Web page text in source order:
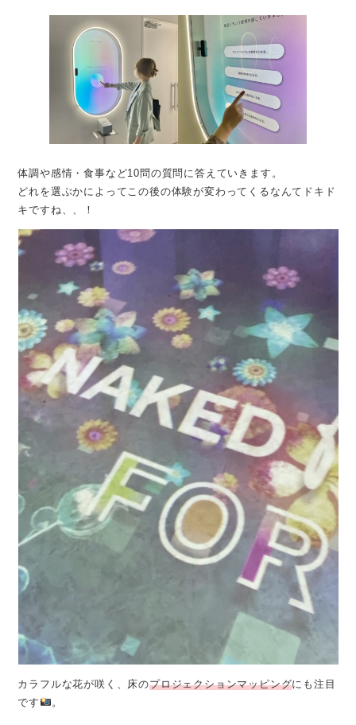
体調や感情・食事など10問の質問に答えていきます。
どれを選ぶかによってこの後の体験が変わってくるなんてドキド
キですね、、！
カラフルな花が咲く、床のプロジェクションマッピングにも注目
です
。